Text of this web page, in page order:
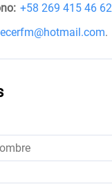
+58 269 415 46 62
.